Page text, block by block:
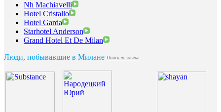
Nh Machiavelli
Hotel Cristallo
Hotel Garda
Starhotel Anderson
Grand Hotel Et De Milan
Люди, побывавшие в Милане Поиск человека